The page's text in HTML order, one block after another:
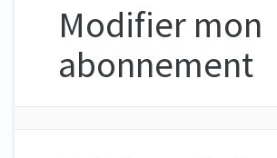
Modifier mon
abonnement